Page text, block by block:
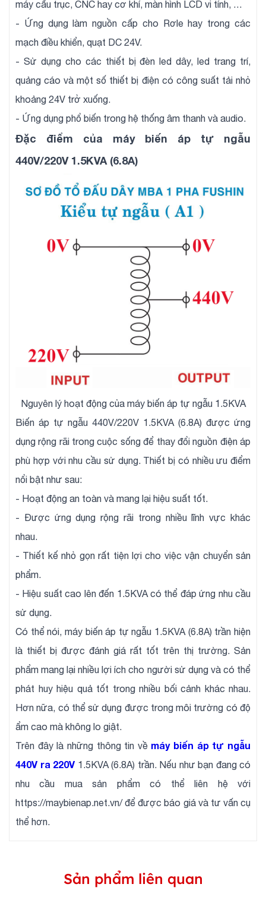
máy cấu trục, CNC hay cơ khí, màn hình LCD vi tính, …
- Ứng dụng làm nguồn cấp cho Rơle hay trong các
mạch điều khiển, quạt DC 24V.
- Sử dụng cho các thiết bị đèn led dây, led trang trí,
quảng cáo và một số thiết bị điện có công suất tải nhỏ
khoảng 24V trở xuống.
- Ứng dụng phổ biến trong hệ thống âm thanh và audio.
Đặc điểm của máy biến áp tự ngẫu
440V/220V 1.5KVA (6.8A)
Nguyên lý hoạt động của máy biến áp tự ngẫu 1.5KVA
Biến áp tự ngẫu 440V/220V 1.5KVA (6.8A) được ứng
dụng rộng rãi trong cuộc sống để thay đổi nguồn điện áp
phù hợp với nhu cầu sử dụng. Thiết bị có nhiều ưu điểm
nổi bật như sau:
- Hoạt động an toàn và mang lại hiệu suất tốt.
- Được ứng dụng rộng rãi trong nhiều lĩnh vực khác
nhau.
- Thiết kế nhỏ gọn rất tiện lợi cho việc vận chuyển sản
phẩm.
- Hiệu suất cao lên đến 1.5KVA có thể đáp ứng nhu cầu
sử dụng.
Có thể nói, máy biến áp tự ngẫu 1.5KVA (6.8A) trần hiện
là thiết bị được đánh giá rất tốt trên thị trường. Sản
phẩm mang lại nhiều lợi ích cho người sử dụng và có thể
phát huy hiệu quả tốt trong nhiều bối cảnh khác nhau.
Hơn nữa, có thể sử dụng được trong môi trường có độ
ẩm cao mà không lo giật.
Trên đây là những thông tin về máy biến áp tự ngẫu
440V ra 220V 1.5KVA (6.8A) trần. Nếu như bạn đang có
nhu cầu mua sản phẩm có thể liên hệ với
https://maybienap.net.vn/ để được báo giá và tư vấn cụ
thể hơn.
Sản phẩm liên quan